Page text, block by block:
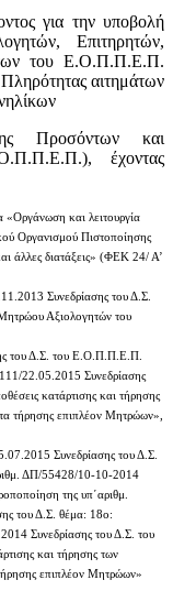
για την υποβολή
Επιτηρητών,
του Ε.Ο.Π.Π.Ε.Π.
αιτημάτων
Προσόντων και
έχοντας
«Οργάνωση και λειτουργία
Οργανισμού Πιστοποίησης
άλλες διατάξεις» (ΦΕΚ 24/ Α’
Συνεδρίασης του Δ.Σ.
Αξιολογητών του
του Δ.Σ. του Ε.Ο.Π.Π.Ε.Π.
22.05.2015 Συνεδρίασης
κατάρτισης και τήρησης
τήρησης επιπλέον Μητρώων»,
Συνεδρίασης του Δ.Σ.
ΔΠ/55428/10-10-2014
της υπ΄αριθμ.
του Δ.Σ. θέμα: 18ο:
Συνεδρίασης του Δ.Σ. του
και τήρησης των
επιπλέον Μητρώων»